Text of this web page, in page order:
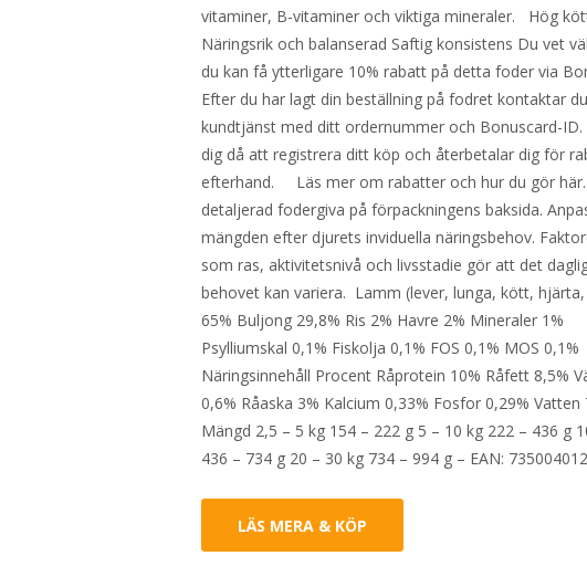
vitaminer, B-vitaminer och viktiga mineraler. Hög
Näringsrik och balanserad Saftig konsistens Du vet
du kan få ytterligare 10% rabatt på detta foder via
Efter du har lagt din beställning på fodret kontaktar
kundtjänst med ditt ordernummer och Bonuscard-ID.
dig då att registrera ditt köp och återbetalar dig för
efterhand. Läs mer om rabatter och hur du gör här.
detaljerad fodergiva på förpackningens baksida.
mängden efter djurets inviduella näringsbehov.
som ras, aktivitetsnivå och livsstadie gör att det
behovet kan variera. Lamm (lever, lunga, kött,
65% Buljong 29,8% Ris 2% Havre 2% Mineraler 1%
Psylliumskal 0,1% Fiskolja 0,1% FOS 0,1% MOS 0,1%
Näringsinnehåll Procent Råprotein 10% Råfett 8,5%
0,6% Råaska 3% Kalcium 0,33% Fosfor 0,29% Vatten
Mängd 2,5 – 5 kg 154 – 222 g 5 – 10 kg 222 – 436 g
436 – 734 g 20 – 30 kg 734 – 994 g – EAN:
LÄS MERA & KÖP